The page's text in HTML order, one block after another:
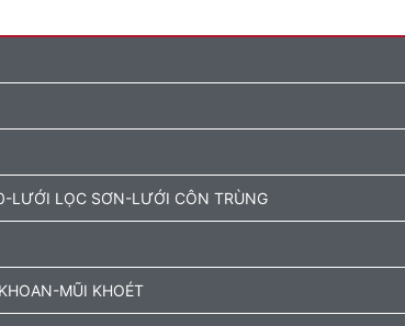
LƯỚI LỌC SƠN-LƯỚI CÔN TRÙNG
MŨI KHOÉT